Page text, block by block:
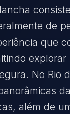
de
que
No Rio
além de